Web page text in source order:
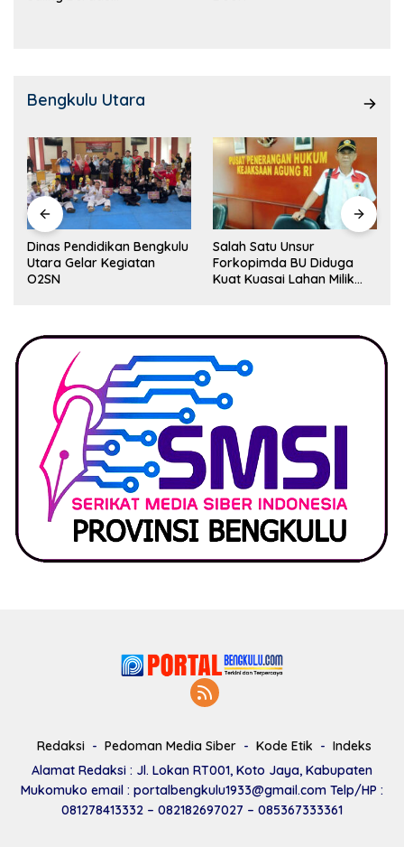
Bengkulu Utara
Dinas Pendidikan Bengkulu
Utara Gelar Kegiatan
O2SN
Salah Satu Unsur
Forkopimda BU Diduga
Kuat Kuasai Lahan Milik
Redaksi Pedoman Media Siber Kode Etik
Indeks
Alamat Redaksi : Jl. Lokan RT001, Koto Jaya, Kabupaten
Mukomuko email : portalbengkulu1933@gmail.com Telp/HP :
081278413332 – 082182697027 – 085367333361